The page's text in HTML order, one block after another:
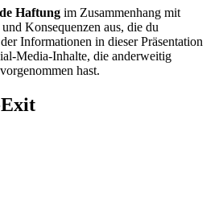
Haftung im Zusammenhang mit
Konsequenzen aus, die du
Informationen in dieser Präsentation
Media-Inhalte, die anderweitig
hast.